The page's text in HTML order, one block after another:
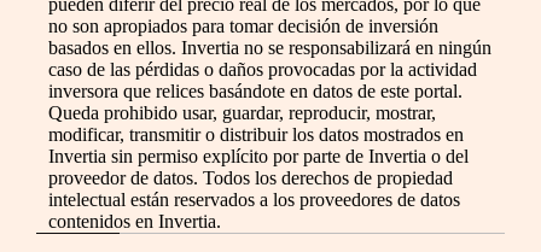
pueden diferir del precio real de los mercados, por lo que
no son apropiados para tomar decisión de inversión
basados en ellos. Invertia no se responsabilizará en ningún
caso de las pérdidas o daños provocadas por la actividad
inversora que relices basándote en datos de este portal.
Queda prohibido usar, guardar, reproducir, mostrar,
modificar, transmitir o distribuir los datos mostrados en
Invertia sin permiso explícito por parte de Invertia o del
proveedor de datos. Todos los derechos de propiedad
intelectual están reservados a los proveedores de datos
contenidos en Invertia.